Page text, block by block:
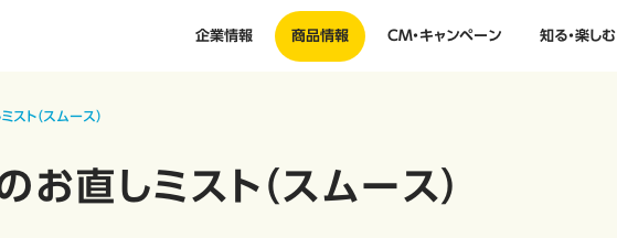
企業情報 商品情報 CM・キャンペーン 知る・楽しむ
ト（スムース）
直しミスト（スムース）